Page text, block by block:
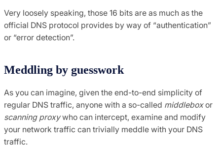
Very loosely speaking, those 16 bits are as much as the
official DNS protocol provides by way of “authentication”
or “error detection”.
Meddling by guesswork
As you can imagine, given the end-to-end simplicity of
regular DNS traffic, anyone with a so-called middleboxor
scanning proxywho can intercept, examine and modify
your network traffic can trivially meddle with your DNS
traffic.